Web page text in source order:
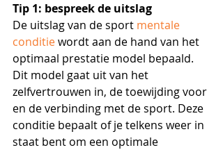
Tip 1: bespreek de uitslag
De uitslag van de sport mentale
conditie wordt aan de hand van het
optimaal prestatie model bepaald.
Dit model gaat uit van het
zelfvertrouwen in, de toewijding voor
en de verbinding met de sport. Deze
conditie bepaalt of je telkens weer in
staat bent om een optimale